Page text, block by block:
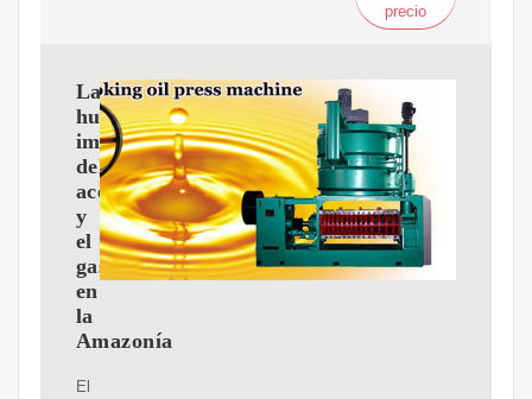
precio
Las
huellas
imborrables
del
aceite
y
el
gas
en
la
Amazonía
El